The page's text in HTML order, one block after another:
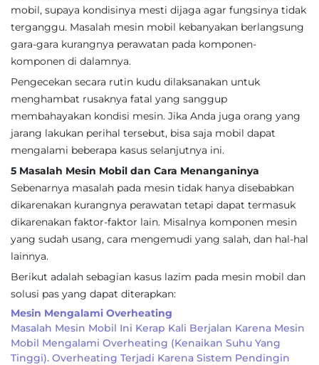
mobil, supaya kondisinya mesti dijaga agar fungsinya tidak
terganggu. Masalah mesin mobil kebanyakan berlangsung
gara-gara kurangnya perawatan pada komponen-
komponen di dalamnya.
Pengecekan secara rutin kudu dilaksanakan untuk
menghambat rusaknya fatal yang sanggup
membahayakan kondisi mesin. Jika Anda juga orang yang
jarang lakukan perihal tersebut, bisa saja mobil dapat
mengalami beberapa kasus selanjutnya ini.
5 Masalah Mesin Mobil dan Cara Menanganinya
Sebenarnya masalah pada mesin tidak hanya disebabkan
dikarenakan kurangnya perawatan tetapi dapat termasuk
dikarenakan faktor-faktor lain. Misalnya komponen mesin
yang sudah usang, cara mengemudi yang salah, dan hal-hal
lainnya.
Berikut adalah sebagian kasus lazim pada mesin mobil dan
solusi pas yang dapat diterapkan:
Mesin Mengalami Overheating
Masalah Mesin Mobil Ini Kerap Kali Berjalan Karena Mesin
Mobil Mengalami Overheating (kenaikan Suhu Yang
Tinggi). Overheating Terjadi Karena Sistem Pendingin